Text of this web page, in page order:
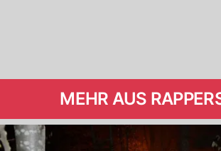
MEHR AUS